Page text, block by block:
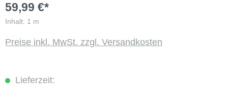
59,99 €*
Inhalt: 1 m
Preise inkl. MwSt. zzgl. Versandkosten
Lieferzeit: